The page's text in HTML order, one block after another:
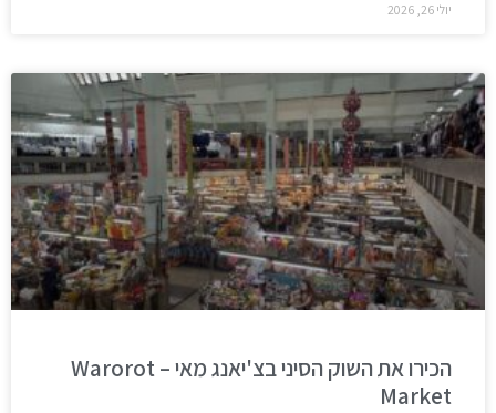
יולי 26, 2026
הכירו את השוק הסיני בצ'יאנג מאי – Warorot
Market